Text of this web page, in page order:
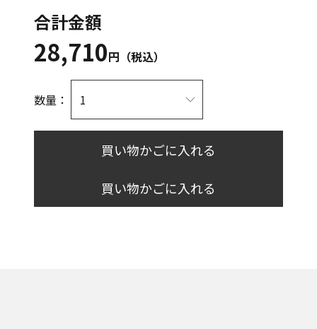
合計金額
28,710円（税込）
数量：
買い物かごに入れる
買い物かごに入れる